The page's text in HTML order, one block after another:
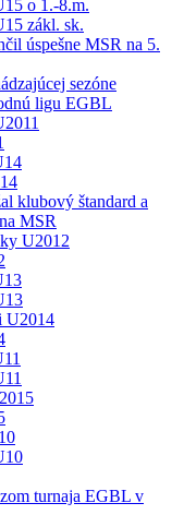
o 1.-8.m.
zákl. sk.
úspešne MSR na 5.
sezóne
ligu EGBL
klubový štandard a
MSR
U2012
U2014
turnaja EGBL v